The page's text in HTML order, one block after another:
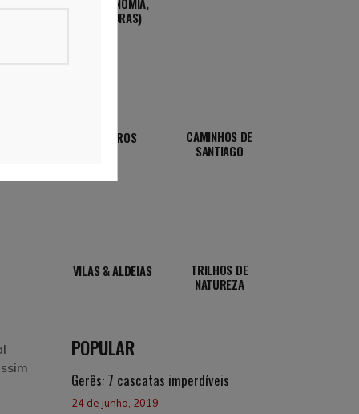
AVENTURAS)
ROTEIROS
CAMINHOS DE
SANTIAGO
VILAS & ALDEIAS
TRILHOS DE
NATUREZA
POPULAR
Gerês: 7 cascatas imperdíveis
24 de junho, 2019